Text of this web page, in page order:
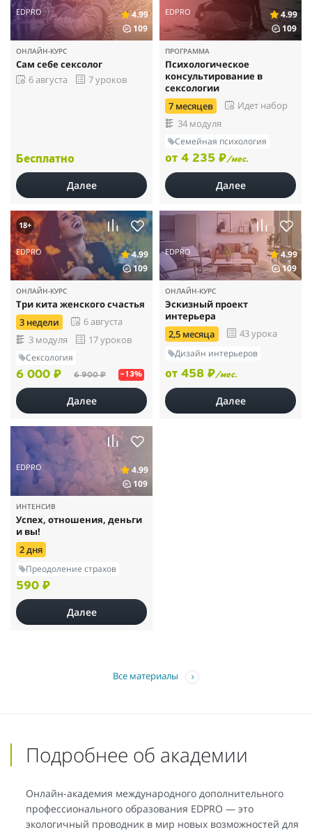
EDPRO
4.99
109
ОНЛАЙН-КУРС
Сам себе сексолог
6 августа 7 уроков
Бесплатно
Далее
EDPRO
4.99
109
ПРОГРАММА
Психологическое
консультирование в
сексологии
7 месяцев
Идет набор
34 модуля
Семейная психология
от 4 235 ₽/мес.
Далее
18+
EDPRO
4.99
109
ОНЛАЙН-КУРС
Три кита женского счастья
3 недели
6 августа
3 модуля
17 уроков
Сексология
6 000 ₽ 6 900 ₽ –13%
Далее
EDPRO
4.99
109
ОНЛАЙН-КУРС
Эскизный проект
интерьера
2,5 месяца
43 урока
Дизайн интерьеров
от 458 ₽/мес.
Далее
EDPRO
4.99
109
ИНТЕНСИВ
Успех, отношения, деньги
и вы!
2 дня
Преодоление страхов
590 ₽
Далее
Все материалы
Подробнее об академии
Онлайн-академия международного дополнительного
профессионального образования EDPRO — это
экологичный проводник в мир новых возможностей для